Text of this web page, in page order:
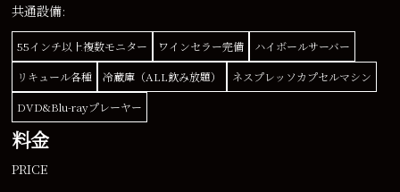
共通設備:
55インチ以上複数モニター ワインセラー完備
ハイボールサーバー
リキュール各種
冷蔵庫（ALL飲み放題）
ネスプレッソカプセルマシン
DVD&Blu-rayプレーヤー
料金
PRICE